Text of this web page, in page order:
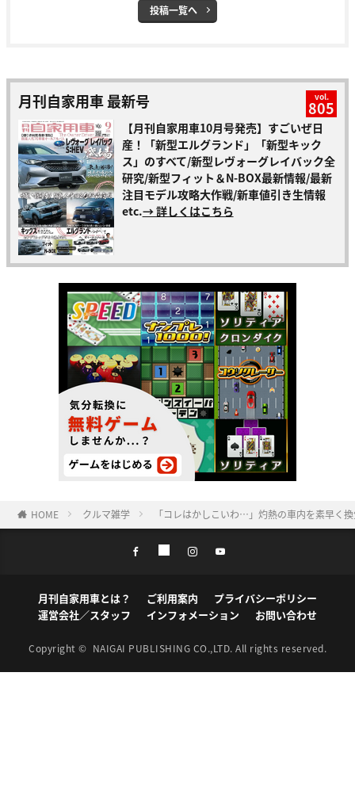
投稿一覧へ
月刊自家用車 最新号 vol.
805
【月刊自家用車10月号発売】すごいぜ日
産！「新型エルグランド」「新型キック
ス」のすべて/新型レヴォーグレイバック全
研究/新型フィット＆N-BOX最新情報/最新
注目モデル攻略大作戦/新車値引き生情報
etc.→ 詳しくはこちら
HOME クルマ雑学 「コレはかしこいわ…」灼熱の車内を素早く
月刊自家用車とは？ ご利用案内
プライバシーポリシー
運営会社／スタッフ
インフォメーション お問い合わせ
Copyright © NAIGAI PUBLISHING CO.,LTD. All rights reserved.